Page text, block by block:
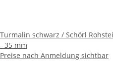
Turmalin schwarz / Schörl
- 35 mm
Preise nach Anmeldung sichtbar